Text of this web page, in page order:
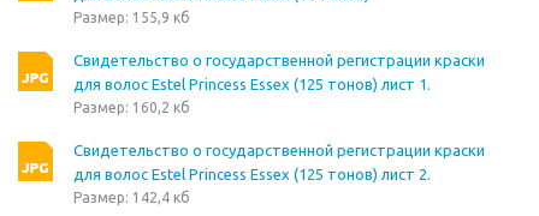
Размер: 155,9 кб
Свидетельство о государственной регистрации краски
для волос Estel Princess Essex (125 тонов) лист 1.
Размер: 160,2 кб
Свидетельство о государственной регистрации краски
для волос Estel Princess Essex (125 тонов) лист 2.
Размер: 142,4 кб